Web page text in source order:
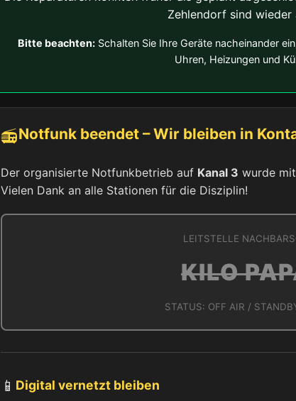
Zehlendorf sind wieder
Bitte beachten:Schalten Sie Ihre Geräte nacheinander
Uhren, Heizungen und
📻Notfunk beendet – Wir bleiben in
Der organisierte Notfunkbetrieb auf Kanal 3 wurde
Vielen Dank an alle Stationen für die Disziplin!
LEITSTELLE
KILO
STATUS: OFF AIR /
📱 Digital vernetzt bleiben